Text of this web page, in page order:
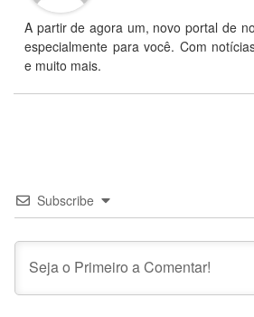
A partir de agora um, novo portal de
especialmente para você. Com
e muito mais.
Subscribe